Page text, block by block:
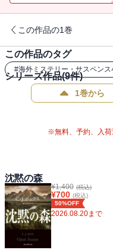
この作品の1巻
この作品のタグ
#海外ミステリー・サスペンス
シリーズ作品(9件)
1巻から
※無料、予約、入荷
沈黙の森
¥1,400 (税込)
¥700 (税込)
50%OFF
2026.08.20まで